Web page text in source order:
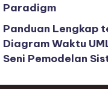
Paradigm
Panduan Lengkap
Diagram Waktu
Seni Pemodelan